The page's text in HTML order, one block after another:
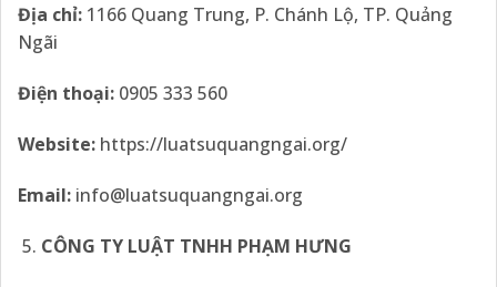
Địa chỉ: 1166 Quang Trung, P. Chánh Lộ, TP. Quảng
Ngãi
Điện thoại: 0905 333 560
Website: https://luatsuquangngai.org/
Email: info@luatsuquangngai.org
CÔNG TY LUẬT TNHH PHẠM HƯNG